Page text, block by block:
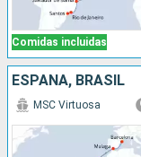
Comidas incluidas
ESPAÑA, BRASIL
MSC Virtuosa